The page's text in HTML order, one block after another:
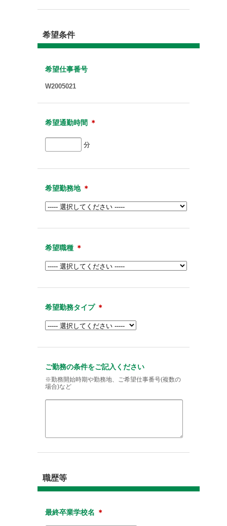
希望条件
希望仕事番号
W2005021
希望通勤時間 ＊
分
希望勤務地 ＊
希望職種 ＊
希望勤務タイプ ＊
ご勤務の条件をご記入ください
※勤務開始時期や勤務地、ご希望仕事番号(複数の
場合)など
職歴等
最終卒業学校名 ＊